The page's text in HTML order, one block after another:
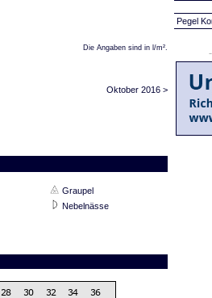
Die Angaben sind in l/m².
Oktober 2016 >
Graupel
Nebelnässe
Pegel